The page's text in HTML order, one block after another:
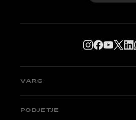
VARG
VARG EX
PODJETJE